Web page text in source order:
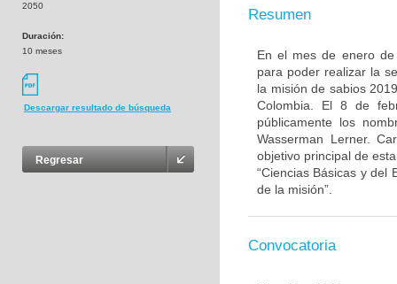
2050
Duración:
10 meses
Descargar resultado de búsqueda
Regresar
Resumen
En el mes de enero de
para poder realizar la
la misión de sabios
Colombia. El 8 de
públicamente los
Wasserman Lerner.
objetivo principal de
“Ciencias Básicas y del
de la misión”.
Convocatoria